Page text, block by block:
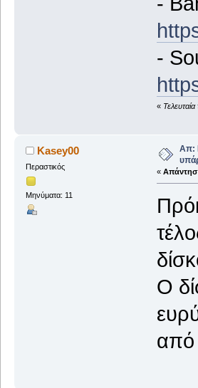
-
«
Kasey00
Περαστικός
Μηνύματα: 11
Απ:
«
Ο
από